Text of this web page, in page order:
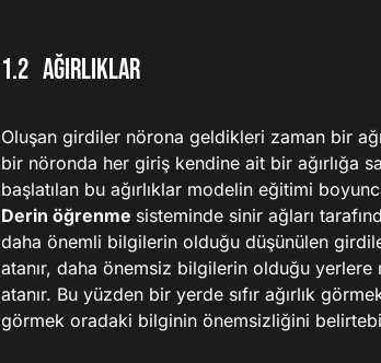
Ağırlıklar
Oluşan girdiler nörona geldikleri zaman bir
bir nöronda her giriş kendine ait bir ağırlığa
başlatılan bu ağırlıklar modelin eğitimi
Derin öğrenme sisteminde sinir ağları
daha önemli bilgilerin olduğu düşünülen
atanır, daha önemsiz bilgilerin olduğu yerlere
atanır. Bu yüzden bir yerde sıfır ağırlık
görmek oradaki bilginin önemsizliğini